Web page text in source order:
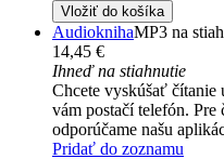
Vložiť do košíka
AudioknihaMP3 na
14,45 €
Ihneď na stiahnutie
Chcete vyskúšať čítanie
vám postačí telefón. Pre
odporúčame našu
Pridať do zoznamu